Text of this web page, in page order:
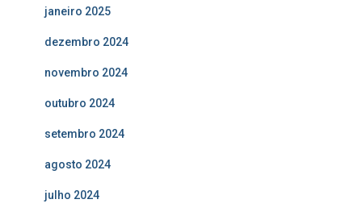
janeiro 2025
dezembro 2024
novembro 2024
outubro 2024
setembro 2024
agosto 2024
julho 2024